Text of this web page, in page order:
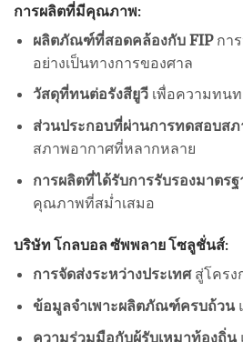
การผลิตที่มีคุณภาพ:
ผลิตภัณฑ์ที่สอดคล้องกับ FIPกา
อย่างเป็นทางการของศาล
วัสดุที่ทนต่อรังสียูวีเพื่อความทนท
ส่วนประกอบที่ผ่านการทดสอบส
สภาพอากาศที่หลากหลาย
การผลิตที่ได้รับการรับรองมาตรฐ
คุณภาพที่สม่ำเสมอ
บริษัท โกลบอล ซัพพลาย โซลูชั่นส์:
การจัดส่งระหว่างประเทศสู่โครง
ข้อมูลจำเพาะผลิตภัณฑ์ครบถ้วน
ความร่วมมือกับผู้รับเหมาท้องถิ่น